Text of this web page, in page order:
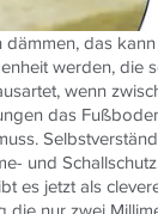
das
werden, die
wenn
das
und
es jetzt als